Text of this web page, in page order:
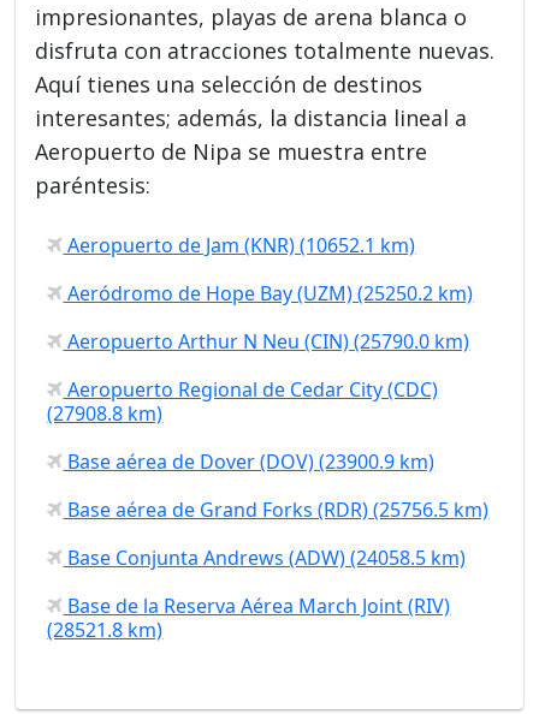
impresionantes, playas de arena blanca o
disfruta con atracciones totalmente nuevas.
Aquí tienes una selección de destinos
interesantes; además, la distancia lineal a
Aeropuerto de Nipa se muestra entre
paréntesis:
Aeropuerto de Jam (KNR) (10652.1 km)
Aeródromo de Hope Bay (UZM) (25250.2 km)
Aeropuerto Arthur N Neu (CIN) (25790.0 km)
Aeropuerto Regional de Cedar City (CDC)
(27908.8 km)
Base aérea de Dover (DOV) (23900.9 km)
Base aérea de Grand Forks (RDR) (25756.5 km)
Base Conjunta Andrews (ADW) (24058.5 km)
Base de la Reserva Aérea March Joint (RIV)
(28521.8 km)